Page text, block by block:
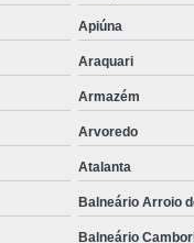
dependentes
com acolhimento
químicos mais
dependentes
químicos com
Apiúna
Araquari
Armazém
Arvoredo
Atalanta
Balneário Arroio
Balneário